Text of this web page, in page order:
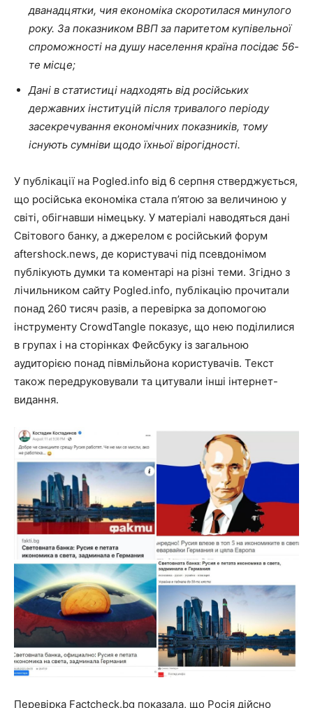
дванадцятки, чия економіка скоротилася минулого
року. За показником ВВП за паритетом купівельної
спроможності на душу населення країна посідає 56-
те місце;
Дані в статистиці надходять від російських
державних інституцій після тривалого періоду
засекречування економічних показників, тому
існують сумніви щодо їхньої вірогідності.
У публікації на Pogled.info від 6 серпня стверджується,
що російська економіка стала п’ятою за величиною у
світі, обігнавши німецьку. У матеріалі наводяться дані
Світового банку, а джерелом є російський форум
aftershock.news, де користувачі під псевдонімом
публікують думки та коментарі на різні теми. Згідно з
лічильником сайту Pogled.info, публікацію прочитали
понад 260 тисяч разів, а перевірка за допомогою
інструменту CrowdTangle показує, що нею поділилися
в групах і на сторінках Фейсбуку із загальною
аудиторією понад півмільйона користувачів. Текст
також передруковували та цитували інші інтернет-
видання.
Перевірка Factcheck.bg показала, що Росія дійсно